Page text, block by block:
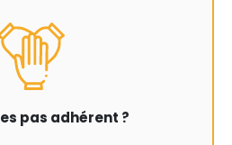
pas adhérent ?